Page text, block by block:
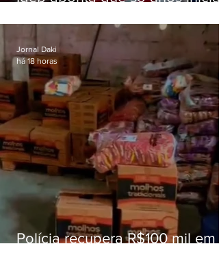
educação
Polícia recupera R$100 mil em
Jornal Daki
há 18 horas